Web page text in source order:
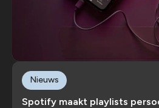
Spotify maakt playlists
Nieuws